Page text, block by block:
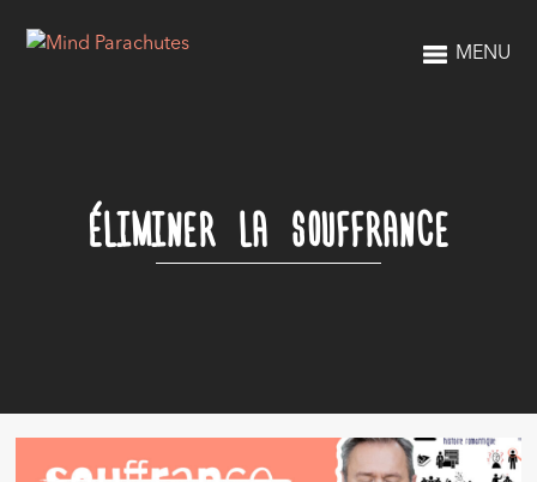
MENU
ÉLIMINER LA SOUFFRANCE